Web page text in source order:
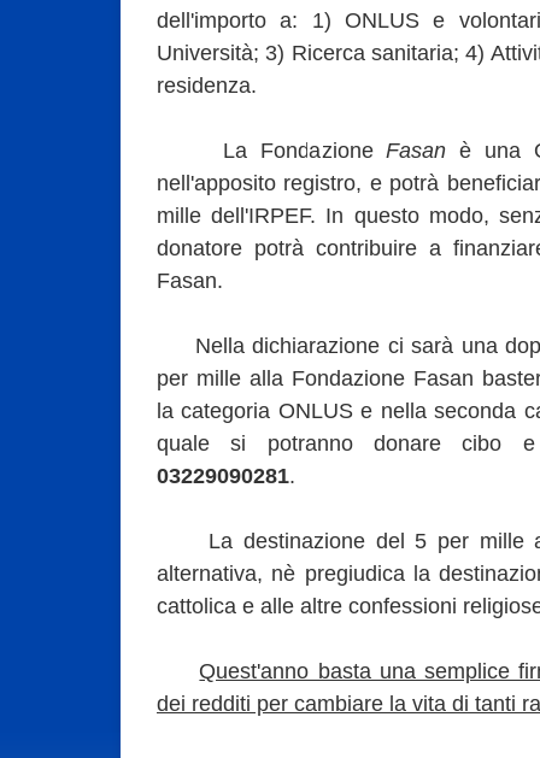
dell'importo a: 1) ONLUS e
Università; 3) Ricerca sanitaria; 4)
residenza.
La FondazioneFasan è una
nell'apposito registro, e potrà
mille dell'IRPEF. In questo modo,
donatore potrà contribuire a
Fasan.
Nella dichiarazione ci sarà una
per mille alla Fondazione Fasan
la categoria ONLUS e nella seconda
quale si potranno donare cibo
03229090281.
La destinazione del 5 per mille
alternativa, nè pregiudica la
cattolica e alle altre confessioni
Quest'anno basta una semplice
dei redditi per cambiare la vita di tanti